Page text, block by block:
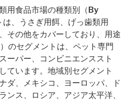
用食品市場の種類別（By
、うさぎ用餌、げっ歯類用
その他をカバーしており、用途
のセグメントは、ペット専門
ーパー、コンビニエンススト
ています。地域別セグメント
ダ、メキシコ、ヨーロッパ、ド
ンス、ロシア、アジア太平洋、